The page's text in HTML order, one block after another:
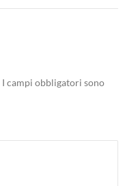
I campi obbligatori sono